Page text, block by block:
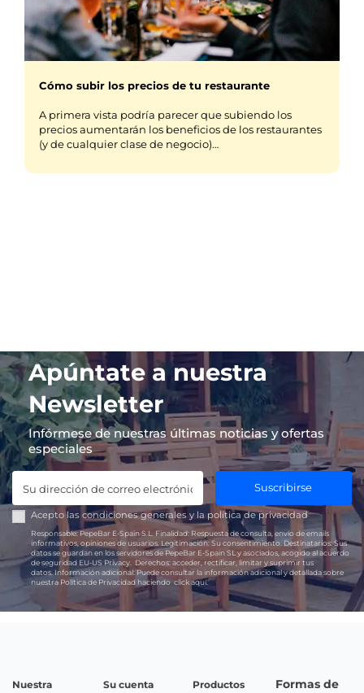
Cómo subir los precios de tu restaurante
A primera vista podría parecer que subiendo los
precios aumentarán los beneficios de los restaurantes
(y de cualquier clase de negocio)…
Apúntate a nuestra
Newsletter
Infórmese de nuestras últimas noticias y ofertas
especiales
Suscribirse
Acepto las condiciones generales y lapolítica de privacidad
Responsable:PepeBar E-Spain S.L. Finalidad: Respuesta de consulta, envío de emails
informativos, opiniones de usuarios. Legitimación: Su consentimiento. Destinatarios:Sus
datos se guardan en los servidores de PepeBar E-Spain SL y asociados, acogido al acuerdo
de seguridad EU-US Privacy.
Derechos: acceder, rectificar, limitar y suprimir tus
datos.Información adicional:Puede consultar la información adicional y detallada sobre
nuestra Política de Privacidad haciendoclick aquí.
Nuestra Su cuenta Productos
Formas de